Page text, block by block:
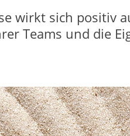
wirkt sich positiv
Teams und die